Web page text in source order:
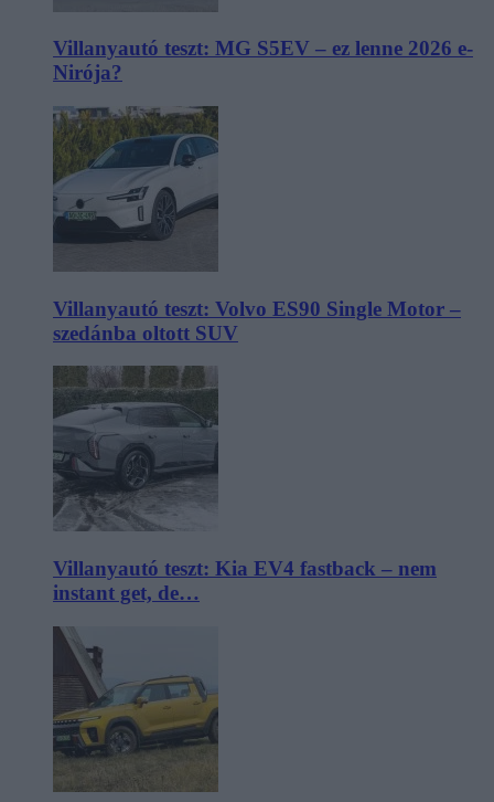
Villanyautó teszt: MG S5EV – ez lenne 2026 e-
Nirója?
Villanyautó teszt: Volvo ES90 Single Motor –
szedánba oltott SUV
Villanyautó teszt: Kia EV4 fastback – nem
instant get, de…